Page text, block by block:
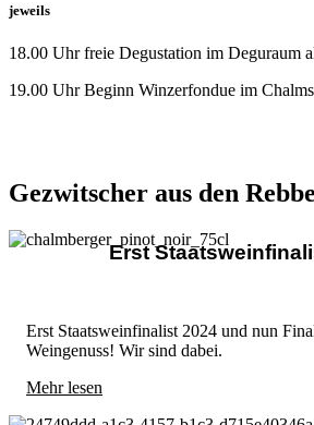
jeweils
18.00 Uhr freie Degustation im Deguraum
19.00 Uhr Beginn Winzerfondue im
Gezwitscher aus den
Erst
Erst Staatsweinfinalist 2024 und nun
Weingenuss! Wir sind dabei.
Mehr lesen